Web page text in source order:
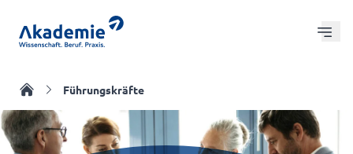
Alle Kurse
Online Seminare
Zur StartseiteFührungskräfte